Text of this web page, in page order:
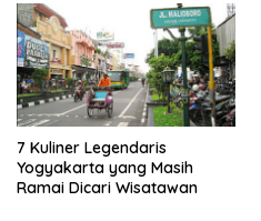
7 Kuliner Legendaris
Yogyakarta yang Masih
Ramai Dicari Wisatawan